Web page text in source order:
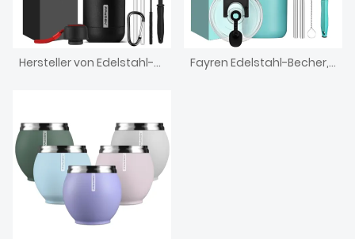
Hersteller von Edelstahl-Vakuumflaschen und Thermoskannen Fayren Edelstahl-Becher, Farbblock, isolierter Becher mit Deckel und Strohhalm, doppelwandiger Reise-Kaffeebecher